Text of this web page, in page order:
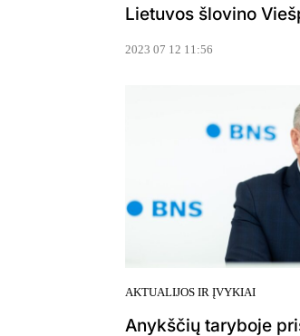
Lietuvos šlovino
2023 07 12 11:56
AKTUALIJOS IR ĮVYKIAI
Anykščių taryboje